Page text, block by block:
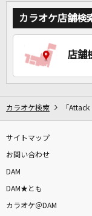
家
カラオケ店舗検
店舗
カラオケ検索 「
サイトマップ
お問い合わせ
DAM
DAM★とも
カラオケ＠DAM